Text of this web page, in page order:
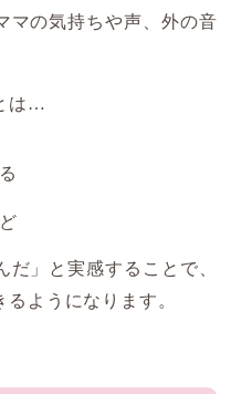
マの気持ちや声、外の音
は…
」と実感することで、
ようになります。